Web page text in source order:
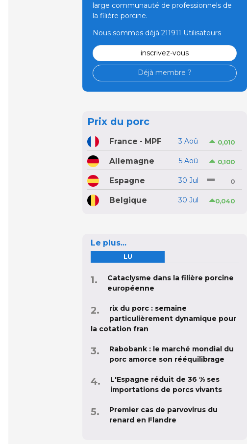
large communauté de professionnels de
la filière porcine.
Nous sommes déjà 211911 Utilisateurs
inscrivez-vous
Déjà membre ?
Prix du porc
France - MPF 3 Aoû 0,010
Allemagne 5 Aoû 0,100
Espagne 30 Jul 0
Belgique 30 Jul 0,040
Le plus...
LU
Cataclysme dans la filière porcine
européenne
rix du porc : semaine
particulièrement dynamique pour
la cotation fran
Rabobank : le marché mondial du
porc amorce son rééquilibrage
L'Espagne réduit de 36 % ses
importations de porcs vivants
Premier cas de parvovirus du
renard en Flandre